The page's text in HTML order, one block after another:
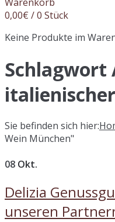
Warenkorb
0,00€ / 0 Stück
Keine Produkte im
Schlagwort
Sie befinden sich hier:
Wein München"
08 Okt.
Delizia
unseren